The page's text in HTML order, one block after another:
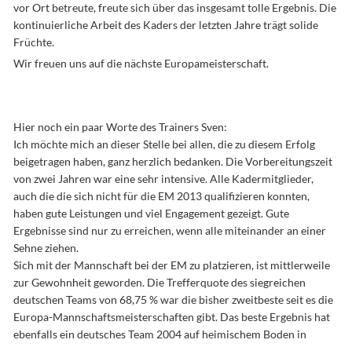
vor Ort betreute, freute sich über das insgesamt tolle Ergebnis. Die
kontinuierliche Arbeit des Kaders der letzten Jahre trägt solide
Früchte.
Wir freuen uns auf die nächste Europameisterschaft.
Hier noch ein paar Worte des Trainers Sven:
Ich möchte mich an dieser Stelle bei allen, die zu diesem Erfolg
beigetragen haben, ganz herzlich bedanken. Die Vorbereitungszeit
von zwei Jahren war eine sehr intensive. Alle Kadermitglieder,
auch die die sich nicht für die EM 2013 qualifizieren konnten,
haben gute Leistungen und viel Engagement gezeigt. Gute
Ergebnisse sind nur zu erreichen, wenn alle miteinander an einer
Sehne ziehen.
Sich mit der Mannschaft bei der EM zu platzieren, ist mittlerweile
zur Gewohnheit geworden. Die Trefferquote des siegreichen
deutschen Teams von 68,75 % war die bisher zweitbeste seit es die
Europa-Mannschaftsmeisterschaften gibt. Das beste Ergebnis hat
ebenfalls ein deutsches Team 2004 auf heimischem Boden in